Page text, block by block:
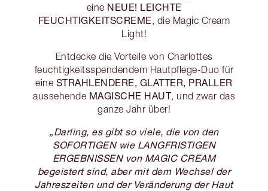
eine NEUE! LEICHTE
FEUCHTIGKEITSCREME, die Magic Cream
Light!
Entdecke die Vorteile von Charlottes
feuchtigkeitsspendendem Hautpflege-Duo für
eine STRAHLENDERE, GLATTER, PRALLER
aussehende MAGISCHE HAUT, und zwar das
ganze Jahr über!
„Darling, es gibt so viele, die von den
SOFORTIGEN wie LANGFRISTIGEN
ERGEBNISSEN von MAGIC CREAM
begeistert sind, aber mit dem Wechsel der
Jahreszeiten und der Veränderung der Haut